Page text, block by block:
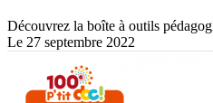
Découvrez la boîte à outils
Le 27 septembre 2022